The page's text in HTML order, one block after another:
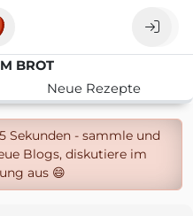
BROT
Neue Rezepte
Sekunden - sammle und
Blogs, diskutiere im
aus 😄